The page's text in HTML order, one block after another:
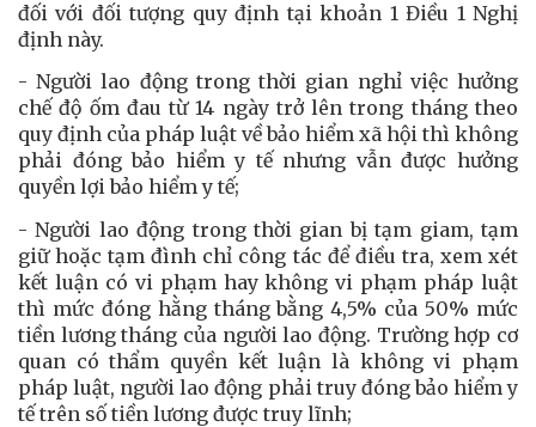
đối với đối tượng quy định tại khoản 1 Điều 1 Nghị
định này.
- Người lao động trong thời gian nghỉ việc hưởng
chế độ ốm đau từ 14 ngày trở lên trong tháng theo
quy định của pháp luật về bảo hiểm xã hội thì không
phải đóng bảo hiểm y tế nhưng vẫn được hưởng
quyền lợi bảo hiểm y tế;
- Người lao động trong thời gian bị tạm giam, tạm
giữ hoặc tạm đình chỉ công tác để điều tra, xem xét
kết luận có vi phạm hay không vi phạm pháp luật
thì mức đóng hằng tháng bằng 4,5% của 50% mức
tiền lương tháng của người lao động. Trường hợp cơ
quan có thẩm quyền kết luận là không vi phạm
pháp luật, người lao động phải truy đóng bảo hiểm y
tế trên số tiền lương được truy lĩnh;